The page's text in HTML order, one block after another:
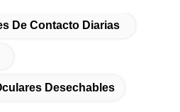
De Contacto Diarias
Desechables